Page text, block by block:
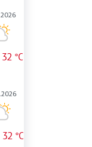
32 °C
32 °C